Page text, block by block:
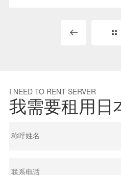
I NEED TO RENT SERVER
我需要租用日